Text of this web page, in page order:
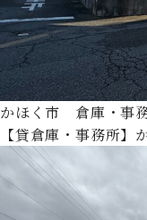
かほく市 倉庫・事
【貸倉庫・事務所